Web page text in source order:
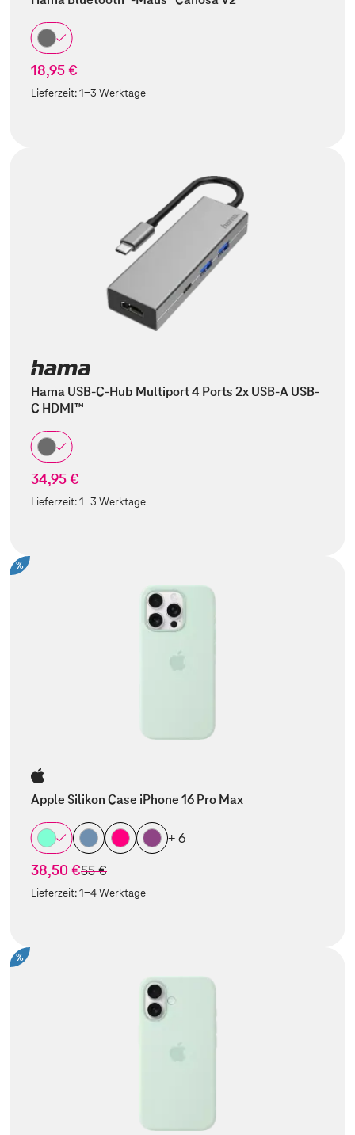
18,95 €
Lieferzeit:1-3 Werktage
Hama USB-C-Hub Multiport 4 Ports 2x USB-A USB-
C HDMI™
34,95 €
Lieferzeit:1-3 Werktage
%
Apple Silikon Case iPhone 16 Pro Max
+ 6
38,50 €statt
55 €
Lieferzeit:1-4 Werktage
%